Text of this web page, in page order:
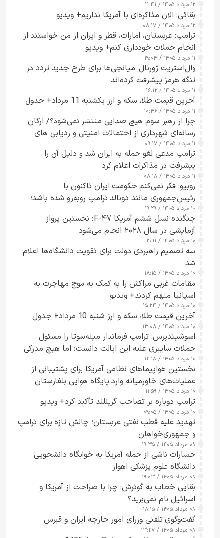
۱۲ مرداد ۱۴۰۵ / ۱۱:۴۱
بقائی: الان مذاکره‌ای با آمریکا نداریم+ ویدیو
۱۲ مرداد ۱۴۰۵ / ۰۸:۱۷
ترامپ: عربستان، امارات، قطر و ایران از من خواستند از
انجام حملات خودداری کنم+ ویدیو
۱۱ مرداد ۱۴۰۵ / ۱۹:۰۴
وال‌استریت ژورنال: میانجی‌ها برای طرح جدید تردد در
تنگه هرمز پیشرفت کرده‌اند
۱۱ مرداد ۱۴۰۵ / ۱۶:۱۲
آخرین قیمت طلا، سکه و ارز یکشنبه 11 مرداد+ جدول
۱۱ مرداد ۱۴۰۵ / ۱۰:۴۶
چرا از رهبر سوم هیچ صدایی منتشر نمی‌شود؟/ ارگان
رسانه‌ای شهرداری از احتمالات امنیتی و ردیابی های
جاسوسی گفت
۱۱ مرداد ۱۴۰۵ / ۰۹:۱۷
ترامپ مدعی لغو حمله به ایران شد و دلیل آن را
پیشرفت در مذاکرات اعلام کرد
۱۱ مرداد ۱۴۰۵ / ۰۸:۱۸
روبیو: فکر نمی‌کنم حکومت ایران تاکنون با
رئیس‌جمهوری مانند دونالد ترامپ روبه‌رو شده باشد؛
کسی که واقعاً دست به اقدام می‌زند
۱۰ مرداد ۱۴۰۵ / ۱۹:۲۹
جنگنده نسل ششم آمریکا F-۴۷؛ نخستین پرواز
آزمایشی در سال ۲۰۲۸ انجام می‌شود
۱۰ مرداد ۱۴۰۵ / ۱۹:۱۱
سه تصمیم راهبردی دولت برای تقویت دانشگاه‌ها اعلام
شد
۱۰ مرداد ۱۴۰۵ / ۱۸:۱۵
مقامات غربی مراکش را به کمک به موج مهاجرت به
اسپانیا متهم کردند+ ویدیو
۱۰ مرداد ۱۴۰۵ / ۱۵:۲۴
آخرین قیمت طلا، سکه و ارز شنبه 10 مرداد+ جدول
۱۰ مرداد ۱۴۰۵ / ۱۳:۰۸
اسوشیتدپرس: ترامپ فرماندار مینه‌سوتا را مسئول
حملات سایبری علیه این ایالت دانست؛ اما هیچ مدرکی
ارائه نکرد
۱۰ مرداد ۱۴۰۵ / ۱۲:۱۸
نخستین هواپیماهای نظامی آمریکا برای پشتیبانی از
عملیات‌های خاورمیانه وارد پایگاه هوایی بلغارستان
شدند
۱۰ مرداد ۱۴۰۵ / ۱۱:۵۹
ترامپ دوباره بر تصاحب گرینلند تأکید کرد+ ویدیو
۱۰ مرداد ۱۴۰۵ / ۰۹:۰۵
تهدید علیه قطب نفتی عربستان؛ چالش تازه برای ترامپ
و جمهوری‌خواهان
۰۸ مرداد ۱۴۰۵ / ۱۹:۳۵
خسارات ناشی از حمله آمریکا به خوابگاه دانشجویی
دانشگاه علوم پزشکی اهواز
۰۸ مرداد ۱۴۰۵ / ۱۹:۰۳
بقایی خطاب به گوترش: چرا با صراحت از آمریکا و
اسرائیل نام نمی‌برید؟
۰۸ مرداد ۱۴۰۵ / ۱۸:۱۵
گفت‌وگوی تلفنی وزرای امور خارجه ایران و قبرس
۰۸ مرداد ۱۴۰۵ / ۱۳:۲۷